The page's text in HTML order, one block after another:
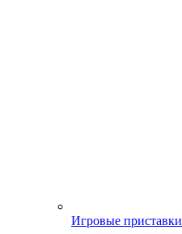
Игровые приставки